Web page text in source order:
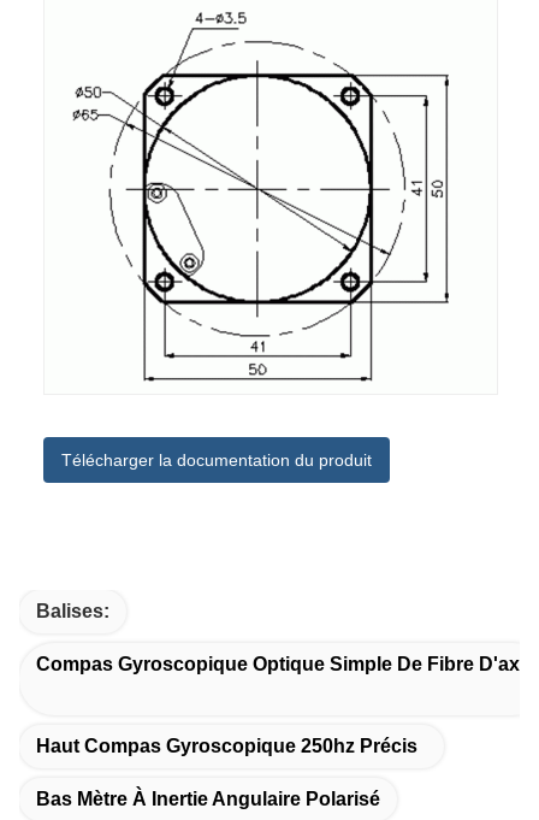
Télécharger la documentation du produit
Balises:
Compas Gyroscopique Optique Simple De Fibre D'axe
Haut Compas Gyroscopique 250hz Précis
Bas Mètre À Inertie Angulaire Polarisé